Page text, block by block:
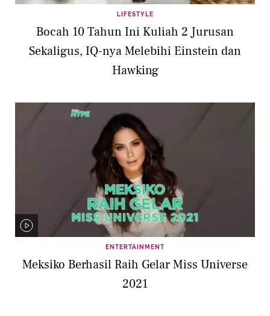
LIFESTYLE
Bocah 10 Tahun Ini Kuliah 2 Jurusan
Sekaligus, IQ-nya Melebihi Einstein dan
Hawking
ENTERTAINMENT
Meksiko Berhasil Raih Gelar Miss Universe
2021